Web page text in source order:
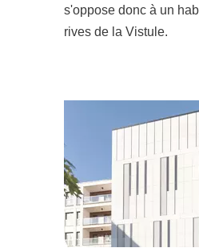
s'oppose donc à un
rives de la Vistule.